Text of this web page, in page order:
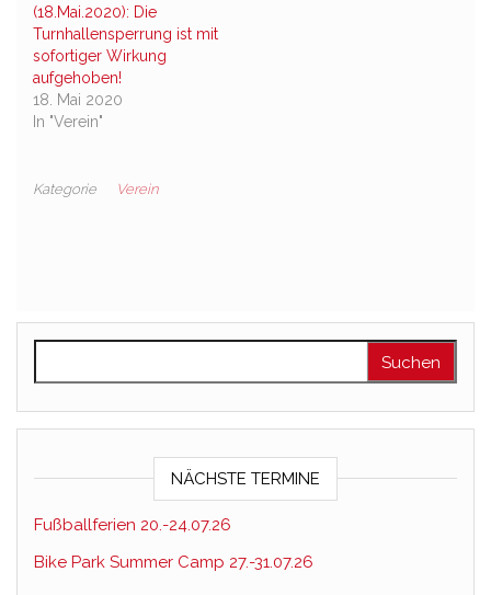
(18.Mai.2020): Die
Turnhallensperrung ist mit
sofortiger Wirkung
aufgehoben!
18. Mai 2020
In "Verein"
Kategorie Verein
NÄCHSTE TERMINE
Fußballferien 20.-24.07.26
Bike Park Summer Camp 27.-31.07.26